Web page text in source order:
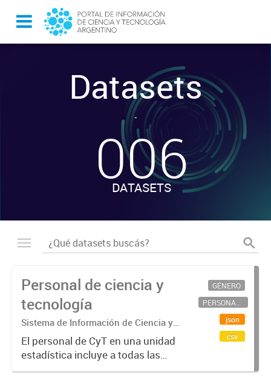
Datasets
-
006
DATASETS
Personal de ciencia y
tecnología
Sistema de Información de Ciencia y
Tecnología Argentino (SICYTAR)
El personal de CyT en una unidad
estadística incluye a todas las
personas involucradas
GÉNERO
PERSONAL CIENTÍFICO-TECNOLÓGICO
json
csv